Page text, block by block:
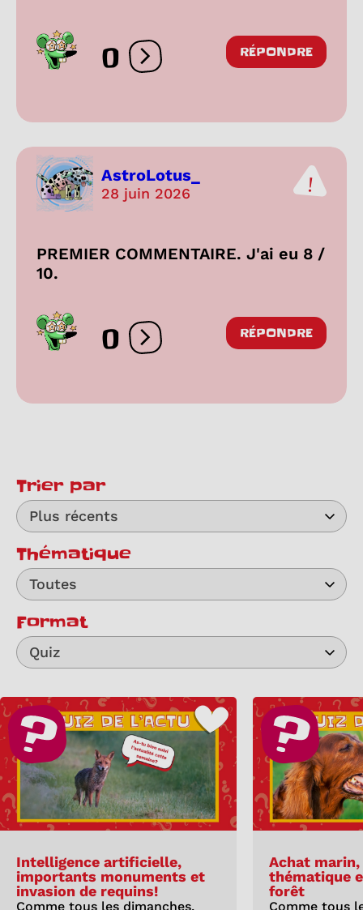
0 Ouvrir les réactions
RÉPONDRE
AstroLotus_
28 juin 2026
PREMIER COMMENTAIRE. J'ai eu 8 /
10.
0 Ouvrir les réactions
RÉPONDRE
Trier par
Plus récents
Thématique
Toutes
Format
Quiz
Intelligence artificielle,
importants monuments et
invasion de requins!
Comme tous les dimanches,
Achat
thématique
forêt
Comme tous